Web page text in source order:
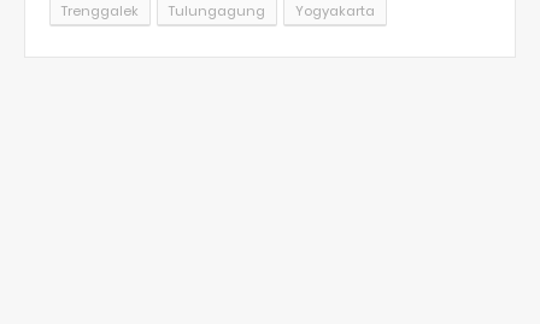
Trenggalek
Tulungagung Yogyakarta